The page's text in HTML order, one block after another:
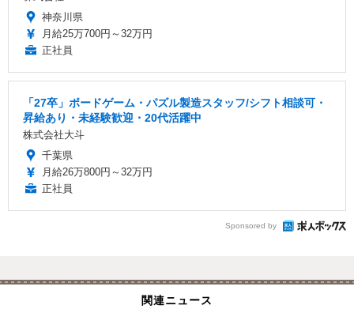
神奈川県
月給25万700円～32万円
正社員
「27卒」ボードゲーム・パズル製造スタッフ/シフト相談可・
昇給あり・未経験歓迎・20代活躍中
株式会社大斗
千葉県
月給26万800円～32万円
正社員
Sponsored by
関連ニュース